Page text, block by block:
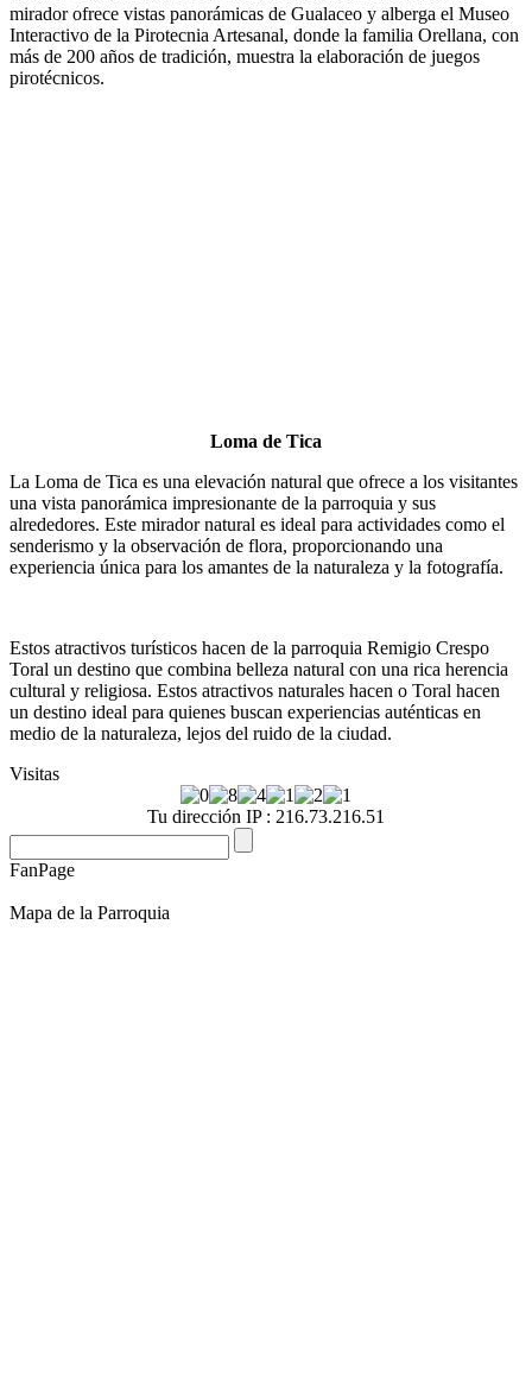
mirador ofrece vistas panorámicas de Gualaceo y alberga el Museo
Interactivo de la Pirotecnia Artesanal, donde la familia Orellana, con
más de 200 años de tradición, muestra la elaboración de juegos
pirotécnicos.
Loma de Tica
La Loma de Tica es una elevación natural que ofrece a los visitantes
una vista panorámica impresionante de la parroquia y sus
alrededores. Este mirador natural es ideal para actividades como el
senderismo y la observación de flora, proporcionando una
experiencia única para los amantes de la naturaleza y la fotografía.
Estos atractivos turísticos hacen de la parroquia Remigio Crespo
Toral un destino que combina belleza natural con una rica herencia
cultural y religiosa. Estos atractivos naturales hacen o Toral hacen
un destino ideal para quienes buscan experiencias auténticas en
medio de la naturaleza, lejos del ruido de la ciudad.
Visitas
Tu dirección IP : 216.73.216.51
FanPage
Mapa de la Parroquia